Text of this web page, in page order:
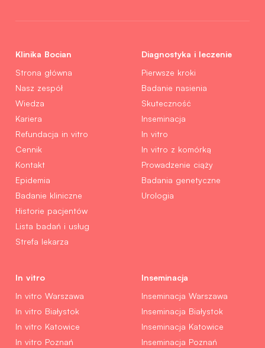
Klinika Bocian
Strona główna
Nasz zespół
Wiedza
Kariera
Refundacja in vitro
Cennik
Kontakt
Epidemia
Badanie kliniczne
Historie pacjentów
Lista badań i usług
Strefa lekarza
Diagnostyka i leczenie
Pierwsze kroki
Badanie nasienia
Skuteczność
Inseminacja
In vitro
In vitro z komórką
Prowadzenie ciąży
Badania genetyczne
Urologia
In vitro
In vitro Warszawa
In vitro Białystok
In vitro Katowice
In vitro Poznań
Inseminacja
Inseminacja Warszawa
Inseminacja Białystok
Inseminacja Katowice
Inseminacja Poznań